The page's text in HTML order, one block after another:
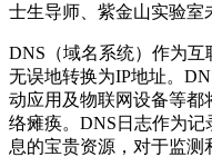
士生导师、紫金山实验室
DNS（域名系统）作为
无误地转换为IP地址。
动应用及物联网设备等都
络瘫痪。DNS日志作为
息的宝贵资源，对于监测